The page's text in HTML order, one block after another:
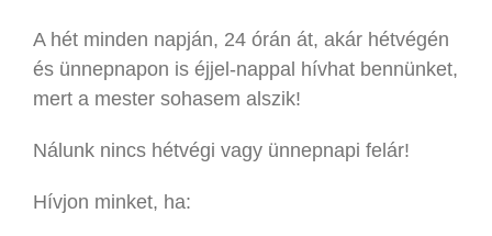
A hét minden napján, 24 órán át, akár hétvégén
és ünnepnapon is éjjel-nappal hívhat bennünket,
mert a mester sohasem alszik!
Nálunk nincs hétvégi vagy ünnepnapi felár!
Hívjon minket, ha: